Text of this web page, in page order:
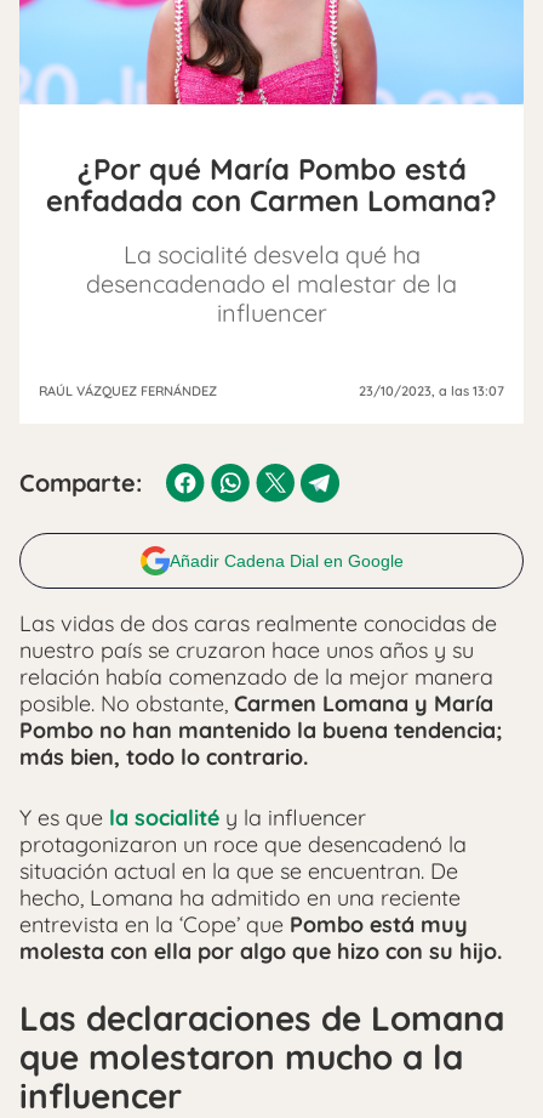
¿Por qué María Pombo está
enfadada con Carmen Lomana?
La socialité desvela qué ha
desencadenado el malestar de la
influencer
RAÚL VÁZQUEZ FERNÁNDEZ 23/10/2023, a las 13:07
Comparte:
Añadir Cadena Dial en Google
Las vidas de dos caras realmente conocidas de
nuestro país se cruzaron hace unos años y su
relación había comenzado de la mejor manera
posible. No obstante, Carmen Lomana y María
Pombo no han mantenido la buena tendencia;
más bien, todo lo contrario.
Y es que la socialité y la influencer
protagonizaron un roce que desencadenó la
situación actual en la que se encuentran. De
hecho, Lomana ha admitido en una reciente
entrevista en la ‘Cope’ que Pombo está muy
molesta con ella por algo que hizo con su hijo.
Las declaraciones de Lomana
que molestaron mucho a la
influencer